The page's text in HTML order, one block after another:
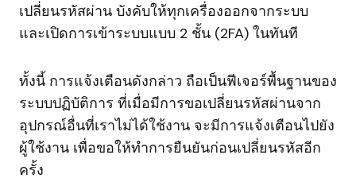
เปลี่ยนรหัสผ่าน บังคับให้ทุกเครื่องออกจากระบบ
และเปิดการเข้าระบบแบบ 2 ชั้น (2FA) ในทันที
ทั้งนี้ การแจ้งเตือนดังกล่าว ถือเป็นฟีเจอร์พื้นฐานของ
ระบบปฏิบัติการ ที่เมื่อมีการขอเปลี่ยนรหัสผ่านจาก
อุปกรณ์อื่นที่เราไม่ได้ใช้งาน จะมีการแจ้งเตือนไปยัง
ผู้ใช้งาน เพื่อขอให้ทำการยืนยันก่อนเปลี่ยนรหัสอีก
ครั้ง